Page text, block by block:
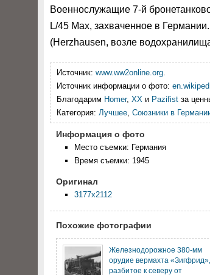
Военнослужащие 7-й
L/45 Max, захваченное в
(Herzhausen, возле
Источник: www.ww2online.org.
Источник информации о фото:
Благодарим Homer, XX и Pazifist за
Категория: Лучшее, Союзники в
Информация о фото
Место съемки: Германия
Время съемки: 1945
Оригинал
3177x2112
Похожие фотографии
Железнодорожное 380-мм
орудие вермахта «Зигфрид»,
разбитое к северу от